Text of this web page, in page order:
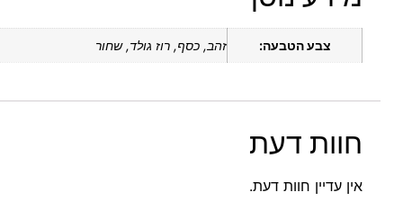
צבע הטבעה: זהב, כסף, רוז גולד, שחור
חוות דעת
אין עדיין חוות דעת.